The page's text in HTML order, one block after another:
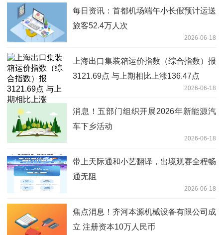
每日资讯：首都机场端午小长假预计运送
旅客52.4万人次
2026-06-18
上海出口集装箱运价指数（综合指数）报
3121.69点 与上期相比上涨136.47点
2026-06-18
消息！五部门组织开展2026年新能源汽
车下乡活动
2026-06-18
带上天际通和小艺翻译，出境观赛全程畅
通无阻
2026-06-18
焦点消息！齐河本源机械设备有限公司成
立 注册资本10万人民币